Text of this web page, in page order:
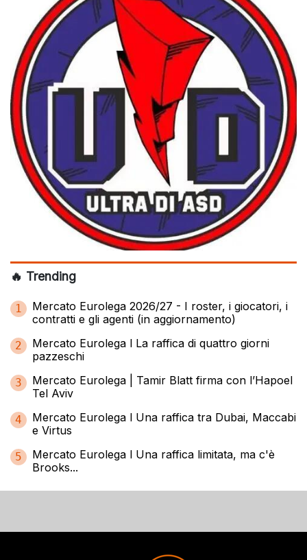
🔥 Trending
1
Mercato Eurolega 2026/27 - I roster, i giocatori, i
contratti e gli agenti (in aggiornamento)
2
Mercato Eurolega l La raffica di quattro giorni
pazzeschi
3
Mercato Eurolega | Tamir Blatt firma con l’Hapoel
Tel Aviv
4
Mercato Eurolega l Una raffica tra Dubai, Maccabi
e Virtus
5
Mercato Eurolega l Una raffica limitata, ma c'è
Brooks...